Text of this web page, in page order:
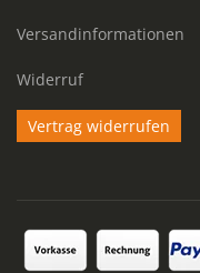
Versandinformationen
Widerruf
Vertrag widerrufen